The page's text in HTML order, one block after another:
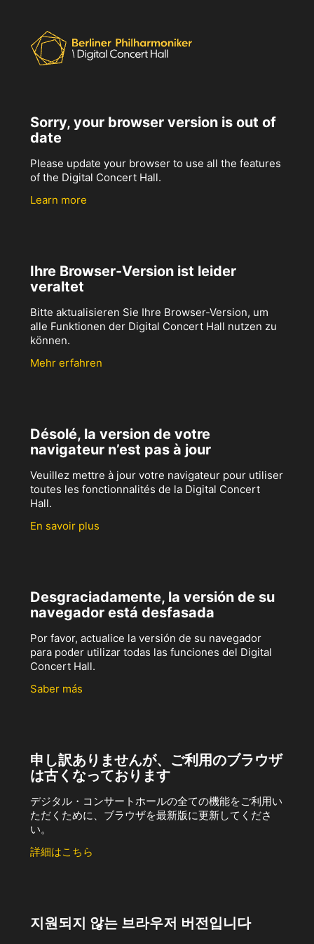
Sorry, your browser version is out of
date
Please update your browser to use all the features
of the Digital Concert Hall.
Learn more
Ihre Browser-Version ist leider
veraltet
Bitte aktualisieren Sie Ihre Browser-Version, um
alle Funktionen der Digital Concert Hall nutzen zu
können.
Mehr erfahren
Désolé, la version de votre
navigateur n’est pas à jour
Veuillez mettre à jour votre navigateur pour utiliser
toutes les fonctionnalités de la Digital Concert
Hall.
En savoir plus
Desgraciadamente, la versión de su
navegador está desfasada
Por favor, actualice la versión de su navegador
para poder utilizar todas las funciones del Digital
Concert Hall.
Saber más
申し訳ありませんが、ご利用のブラウザ
は古くなっております
デジタル・コンサートホールの全ての機能をご利用い
ただくために、ブラウザを最新版に更新してくださ
い。
詳細はこちら
지원되지 않는 브라우저 버전입니다